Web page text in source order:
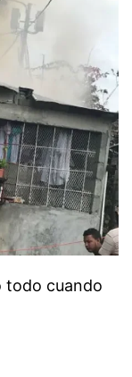
todo cuando